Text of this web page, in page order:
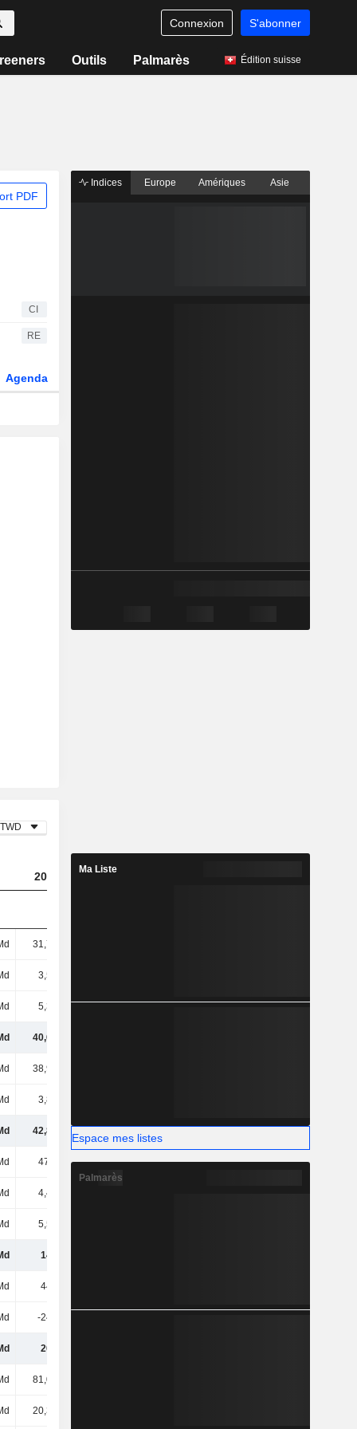
Connexion S'abonner
Outils Palmarès Édition suisse
PDF
CI
RE
Agenda
TWD
2023 2024
31,76 Md
3,53 Md
5,39 Md
40,69 Md
38,99 Md
3,86 Md
42,85 Md
47,4 Md 47,62 Md 45,37 Md
4,45 Md
5,56 Md
141 Md
443 Md
-243 Md
200 Md
81,05 Md
20,33 Md
Indices Europe Amériques Asie
Ma Liste
Espace mes listes
Palmarès